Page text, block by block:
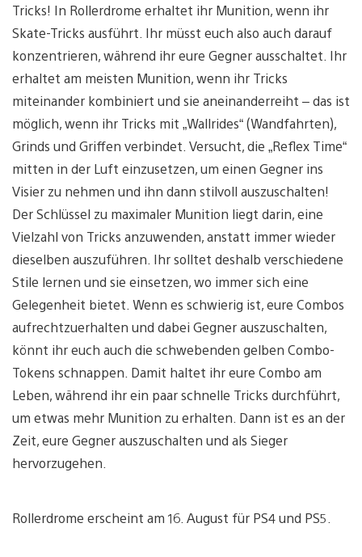
Tricks! In Rollerdrome erhaltet ihr Munition, wenn ihr
Skate-Tricks ausführt. Ihr müsst euch also auch darauf
konzentrieren, während ihr eure Gegner ausschaltet. Ihr
erhaltet am meisten Munition, wenn ihr Tricks
miteinander kombiniert und sie aneinanderreiht – das ist
möglich, wenn ihr Tricks mit „Wallrides“ (Wandfahrten),
Grinds und Griffen verbindet. Versucht, die „Reflex Time“
mitten in der Luft einzusetzen, um einen Gegner ins
Visier zu nehmen und ihn dann stilvoll auszuschalten!
Der Schlüssel zu maximaler Munition liegt darin, eine
Vielzahl von Tricks anzuwenden, anstatt immer wieder
dieselben auszuführen. Ihr solltet deshalb verschiedene
Stile lernen und sie einsetzen, wo immer sich eine
Gelegenheit bietet. Wenn es schwierig ist, eure Combos
aufrechtzuerhalten und dabei Gegner auszuschalten,
könnt ihr euch auch die schwebenden gelben Combo-
Tokens schnappen. Damit haltet ihr eure Combo am
Leben, während ihr ein paar schnelle Tricks durchführt,
um etwas mehr Munition zu erhalten. Dann ist es an der
Zeit, eure Gegner auszuschalten und als Sieger
hervorzugehen.
Rollerdrome erscheint am 16. August für PS4 und PS5.